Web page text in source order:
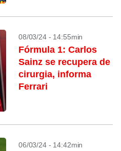
08/03/24 - 14:55min
Fórmula 1: Carlos
Sainz se recupera de
cirurgia, informa
Ferrari
06/03/24 - 14:42min